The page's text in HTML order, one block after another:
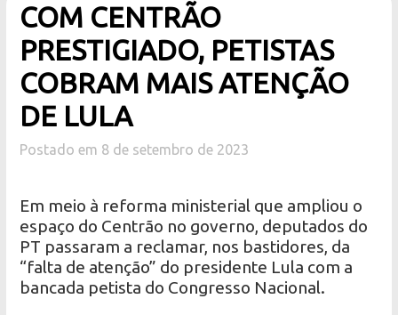
COM CENTRÃO
PRESTIGIADO, PETISTAS
COBRAM MAIS ATENÇÃO
DE LULA
Postado em 8 de setembro de 2023
Em meio à reforma ministerial que ampliou o
espaço do Centrão no governo, deputados do
PT passaram a reclamar, nos bastidores, da
“falta de atenção” do presidente Lula com a
bancada petista do Congresso Nacional.